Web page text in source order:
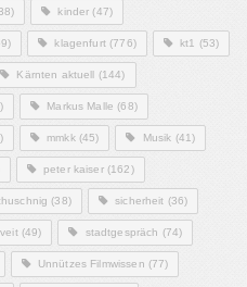
kinder (47)
klagenfurt(776) kt1 (53)
Kärnten aktuell (144)
Markus Malle (68)
mmkk(45) Musik (41)
peter kaiser(162)
(38) sicherheit (36)
(49) stadtgespräch (74)
Unnützes Filmwissen (77)